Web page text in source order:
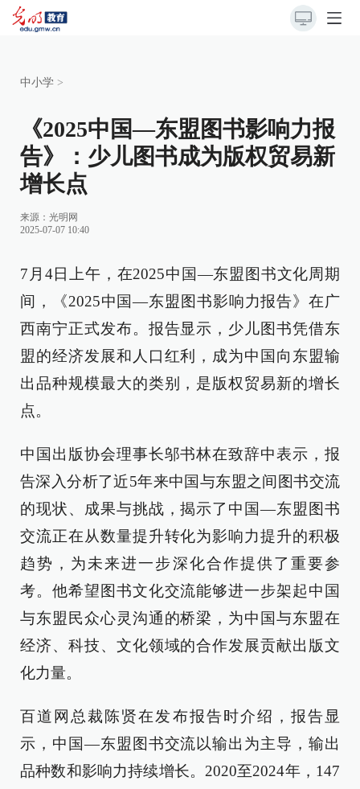
中小学 >
《2025中国—东盟图书影响力报
告》：少儿图书成为版权贸易新
增长点
来源： 光明网
2025-07-07 10:40
7月4日上午，在2025中国—东盟图书文化周期
间，《2025中国—东盟图书影响力报告》在广
西南宁正式发布。报告显示，少儿图书凭借东
盟的经济发展和人口红利，成为中国向东盟输
出品种规模最大的类别，是版权贸易新的增长
点。
中国出版协会理事长邬书林在致辞中表示，报
告深入分析了近5年来中国与东盟之间图书交流
的现状、成果与挑战，揭示了中国—东盟图书
交流正在从数量提升转化为影响力提升的积极
趋势，为未来进一步深化合作提供了重要参
考。他希望图书文化交流能够进一步架起中国
与东盟民众心灵沟通的桥梁，为中国与东盟在
经济、科技、文化领域的合作发展贡献出版文
化力量。
百道网总裁陈贤在发布报告时介绍，报告显
示，中国—东盟图书交流以输出为主导，输出
品种数和影响力持续增长。2020至2024年，147